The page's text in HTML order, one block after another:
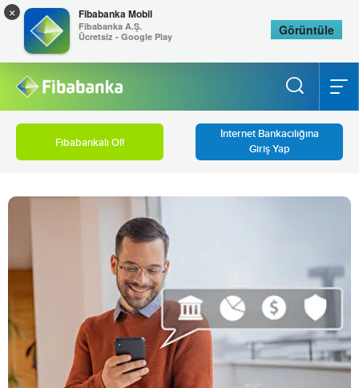
Fibabankalı Ol!
İnternet Bankacılığına
Giriş Yap
× Fibabanka Mobil
Fibabanka A.Ş.
Ücretsiz - Google Play
Görüntüle